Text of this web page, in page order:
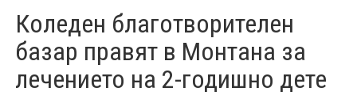
Коледен благотворителен
базар правят в Монтана за
лечението на 2-годишно дете